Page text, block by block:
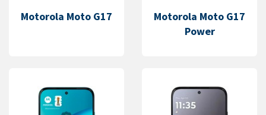
Motorola Moto G17
Motorola Moto G17
Power